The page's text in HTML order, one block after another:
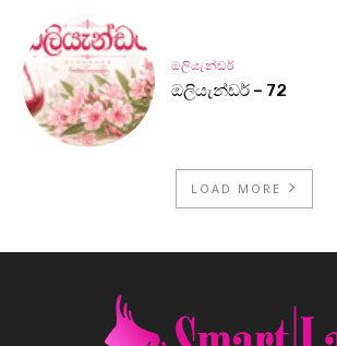
ඔලියැන්ඩර්
ඔලියැන්ඩර් – 72
LOAD MORE